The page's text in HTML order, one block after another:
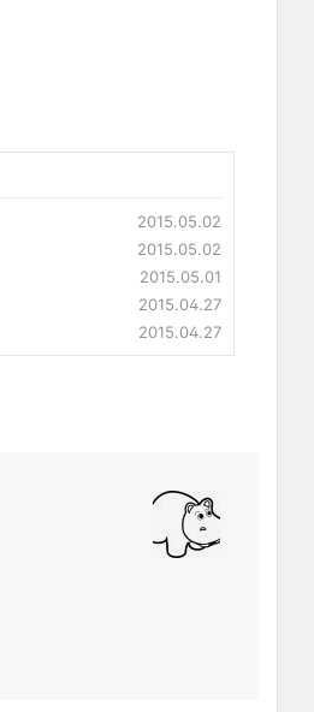
2015.05.02
2015.05.02
2015.05.01
2015.04.27
2015.04.27